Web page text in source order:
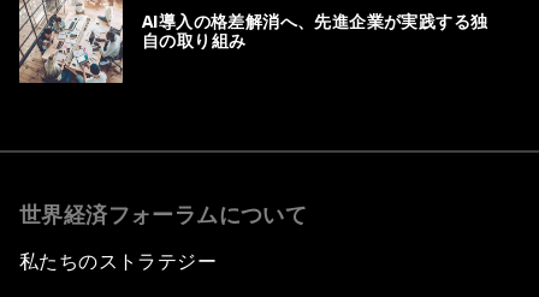
AI導入の格差解消へ、先進企業が実践する独
自の取り組み
世界経済フォーラムについて
私たちのストラテジー